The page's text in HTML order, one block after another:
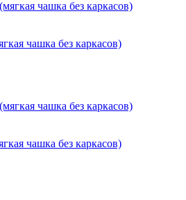
чашка без каркасов)
чашка без каркасов)